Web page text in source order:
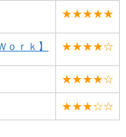
★★★★★
ｒｋ】 ★★★★☆
★★★★☆
★★★☆☆